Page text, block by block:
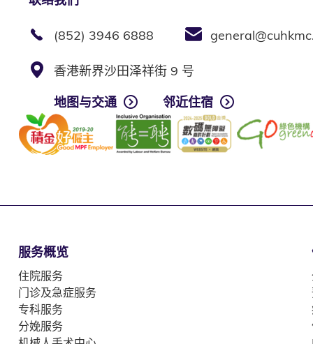
(852) 3946 6888
香港新界沙田泽祥街 9 号
地图与交通
邻近住宿
服务概览
住院服务
门诊及急症服务
专科服务
分娩服务